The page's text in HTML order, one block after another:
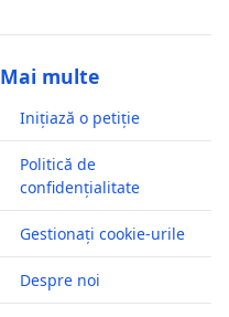
Mai multe
Inițiază o petiție
Politică de
confidențialitate
Gestionați cookie-urile
Despre noi